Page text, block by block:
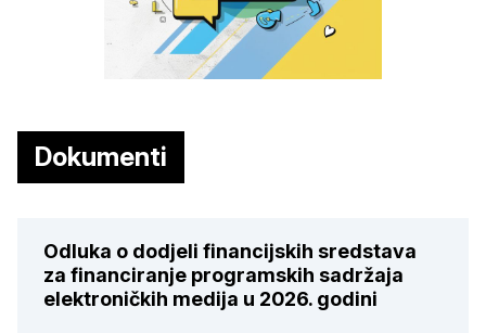
Dokumenti
Odluka o dodjeli financijskih sredstava
za financiranje programskih sadržaja
elektroničkih medija u 2026. godini